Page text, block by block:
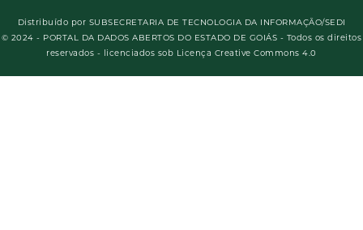
Distribuído por SUBSECRETARIA DE TECNOLOGIA DA INFORMAÇÃO/SEDI
© 2024 - PORTAL DA DADOS ABERTOS DO ESTADO DE GOIÁS - Todos os direitos
reservados - licenciados sob Licença Creative Commons 4.0